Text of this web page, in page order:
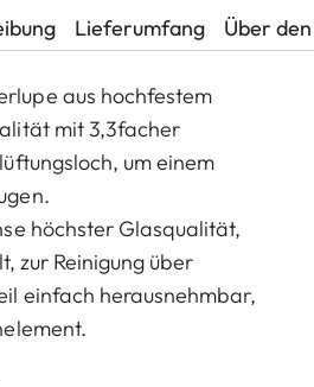
Lieferumfang Über
aus hochfestem
mit 3,3facher
um einem
höchster Glasqualität,
zur Reinigung über
einfach herausnehmbar,